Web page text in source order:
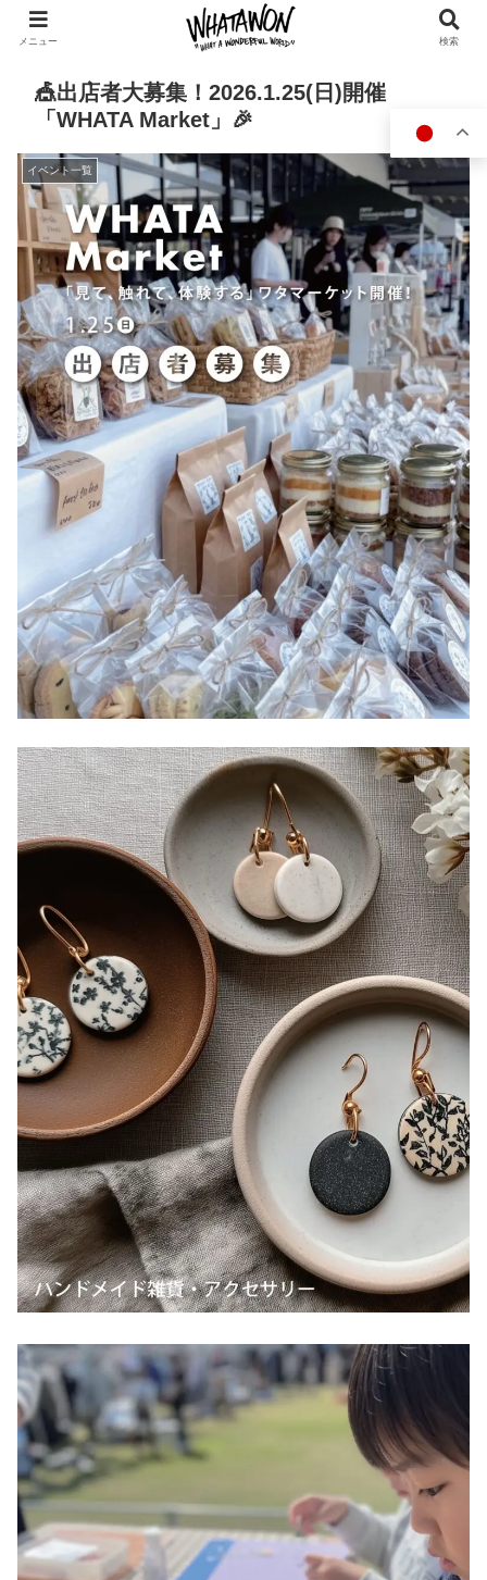
🎪出店者大募集！2026.1.25(日)開催
「WHATA Market」🎉
イベント一覧
メニュー 検索